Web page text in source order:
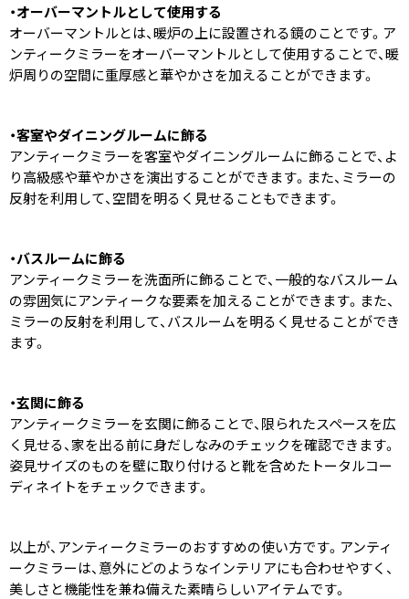
・オーバーマントルとして使用する
オーバーマントルとは、暖炉の上に設置される鏡のことです。ア
ンティークミラーをオーバーマントルとして使用することで、暖
炉周りの空間に重厚感と華やかさを加えることができます。
・客室やダイニングルームに飾る
アンティークミラーを客室やダイニングルームに飾ることで、よ
り高級感や華やかさを演出することができます。また、ミラーの
反射を利用して、空間を明るく見せることもできます。
・バスルームに飾る
アンティークミラーを洗面所に飾ることで、一般的なバスルーム
の雰囲気にアンティークな要素を加えることができます。また、
ミラーの反射を利用して、バスルームを明るく見せることができ
ます。
・玄関に飾る
アンティークミラーを玄関に飾ることで、限られたスペースを広
く見せる、家を出る前に身だしなみのチェックを確認できます。
姿見サイズのものを壁に取り付けると靴を含めたトータルコー
ディネイトをチェックできます。
以上が、アンティークミラーのおすすめの使い方です。アンティ
ークミラーは、意外にどのようなインテリアにも合わせやすく、
美しさと機能性を兼ね備えた素晴らしいアイテムです。